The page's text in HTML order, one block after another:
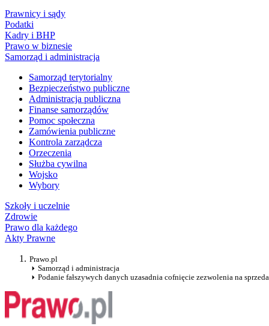
Prawnicy i sądy
Podatki
Kadry i BHP
Prawo w biznesie
Samorząd i administracja
Samorząd terytorialny
Bezpieczeństwo publiczne
Administracja publiczna
Finanse samorządów
Pomoc społeczna
Zamówienia publiczne
Kontrola zarządcza
Orzeczenia
Służba cywilna
Wojsko
Wybory
Szkoły i uczelnie
Zdrowie
Prawo dla każdego
Akty Prawne
Prawo.pl
Samorząd i administracja
Podanie fałszywych danych uzasadnia cofnięcie zezwolenia na